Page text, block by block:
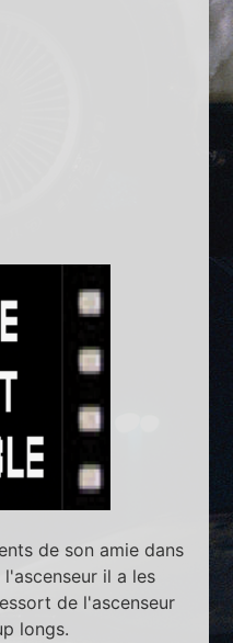
de son amie dans
il a les
de l'ascenseur
longs.